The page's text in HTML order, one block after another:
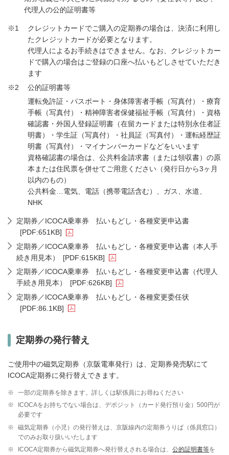
代理人の公的証明書等
※1
クレジットカードでご購入の定期券の場合は、決済に利用し
たクレジットカードが必要となります。
代理人によるお手続きはできません。なお、クレジットカー
ドで購入の場合はご登録の口座へ払いもどしさせていただき
ます
※2
公的証明書等
運転免許証・パスポート・身体障害者手帳（写真付）・療育
手帳（写真付）・精神障害者保健福祉手帳（写真付）・資格
確認書・外国人登録証明書（在留カードまたは特別永住者証
明書）・学生証（写真付）・社員証（写真付）・運転経歴証
明書（写真付）・マイナンバーカードなどをいいます
資格確認書の場合は、公共料金請求書（または領収書）の原
本または住民票を併せてご用意ください（発行日から3ヶ月
以内のもの）
公共料金…電気、電話（携帯電話含む）、ガス、水道、
NHK
定期券／ICOCA乗車券 払いもどし・各種変更申込書
[PDF:651KB]
定期券／ICOCA乗車券 払いもどし・各種変更申込書（本人手
続き用見本）
[PDF:615KB]
定期券／ICOCA乗車券 払いもどし・各種変更申込書（代理人
手続き用見本）
[PDF:626KB]
定期券／ICOCA乗車券 払いもどし・各種変更委任状
[PDF:86.1KB]
定期券の発行替え
ご使用中の磁気定期券（京阪電車発行）は、定期券発売駅にて
ICOCA定期券に発行替えできます。
※
一部の定期券を除きます。詳しくは駅係員にお尋ねください
※
ICOCAをお持ちでない場合は、デポジット（カード発行預り金）500円が
必要です
※
磁気定期券（小児）の発行替えは、京阪線内の定期券うりば（係員窓口）
でのみお取り扱いいたします
※
ICOCA定期券から磁気定期券へ発行替えされる場合は、公的証明書等を